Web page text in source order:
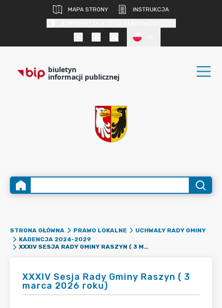
MAPA STRONY
INSTRUKCJA
biuletyn
informacji publicznej
STRONA GŁÓWNA PRAWO LOKALNE
UCHWAŁY RADY GMINY
KADENCJA 2024-2029
XXXIV SESJA RADY GMINY RASZYN ( 3 MARCA 2026 ROKU)
XXXIV Sesja Rady Gminy Raszyn ( 3
marca 2026 roku)